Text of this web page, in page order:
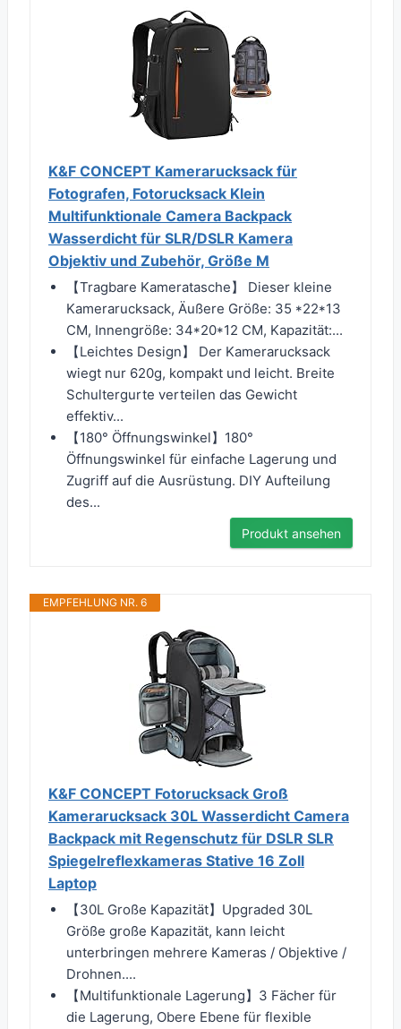
K&F CONCEPT Kamerarucksack für
Fotografen, Fotorucksack Klein
Multifunktionale Camera Backpack
Wasserdicht für SLR/DSLR Kamera
Objektiv und Zubehör, Größe M
【Tragbare Kameratasche】 Dieser kleine
Kamerarucksack, Äußere Größe: 35 *22*13
CM, Innengröße: 34*20*12 CM, Kapazität:...
【Leichtes Design】 Der Kamerarucksack
wiegt nur 620g, kompakt und leicht. Breite
Schultergurte verteilen das Gewicht
effektiv...
【180° Öffnungswinkel】180°
Öffnungswinkel für einfache Lagerung und
Zugriff auf die Ausrüstung. DIY Aufteilung
des...
Produkt ansehen
EMPFEHLUNG NR. 6
K&F CONCEPT Fotorucksack Groß
Kamerarucksack 30L Wasserdicht Camera
Backpack mit Regenschutz für DSLR SLR
Spiegelreflexkameras Stative 16 Zoll
Laptop
【30L Große Kapazität】Upgraded 30L
Größe große Kapazität, kann leicht
unterbringen mehrere Kameras / Objektive /
Drohnen....
【Multifunktionale Lagerung】3 Fächer für
die Lagerung, Obere Ebene für flexible